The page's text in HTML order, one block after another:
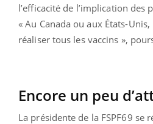
l’efficacité de l’implication des
« Au Canada ou aux États-
réaliser tous les vaccins »,
Encore un peu
La présidente de la FSPF69 se